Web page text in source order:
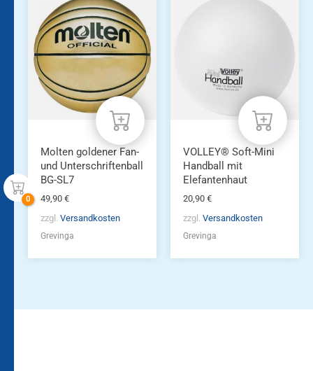
Molten goldener Fan-
und Unterschriftenball
BG-SL7
49,90 €
zzgl. Versandkosten
Grevinga
VOLLEY® Soft-Mini
Handball mit
Elefantenhaut
20,90 €
zzgl. Versandkosten
Grevinga